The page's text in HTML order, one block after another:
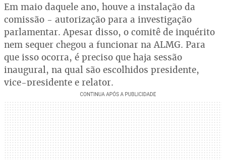
Em maio daquele ano, houve a instalação da
comissão - autorização para a investigação
parlamentar. Apesar disso, o comitê de inquérito
nem sequer chegou a funcionar na ALMG. Para
que isso ocorra, é preciso que haja sessão
inaugural, na qual são escolhidos presidente,
vice-presidente e relator.